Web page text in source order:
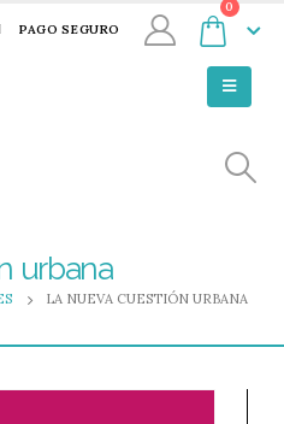
PAGO SEGURO
0
urbana
LA NUEVA CUESTIÓN URBANA